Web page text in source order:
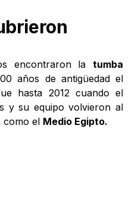
encontraron la tumba
años de antigüedad el
hasta 2012 cuando el
y su equipo volvieron al
como el Medio Egipto.